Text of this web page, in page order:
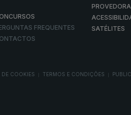
FREQUENTES
SATÉLITES
DE COOKIES TERMOS E CONDIÇÕES